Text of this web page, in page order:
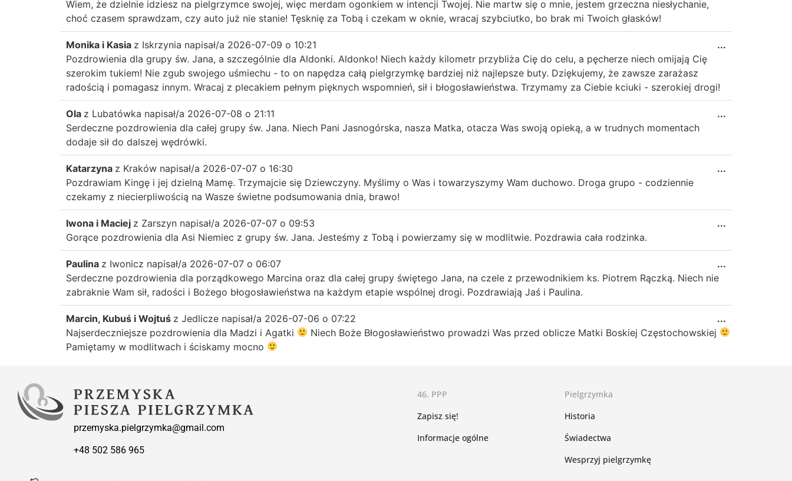
Wiem, że dzielnie idziesz na pielgrzymce swojej, więc merdam ogonkiem w intencji Twojej. Nie martw się o mnie, jestem grzeczna niesłychanie,
choć czasem sprawdzam, czy auto już nie stanie! Tęsknię za Tobą i czekam w oknie, wracaj szybciutko, bo brak mi Twoich głasków!
Monika i Kasia z Iskrzynia napisał/a 2026-07-09 o 10:21
Pozdrowienia dla grupy św. Jana, a szczególnie dla Aldonki. Aldonko! Niech każdy kilometr przybliża Cię do celu, a pęcherze niech omijają Cię
szerokim tukiem! Nie zgub swojego uśmiechu - to on napędza całą pielgrzymkę bardziej niż najlepsze buty. Dziękujemy, że zawsze zarażasz
radością i pomagasz innym. Wracaj z plecakiem pełnym pięknych wspomnień, sił i błogosławieństwa. Trzymamy za Ciebie kciuki - szerokiej drogi!
...
Ola z Lubatówka napisał/a 2026-07-08 o 21:11
Serdeczne pozdrowienia dla całej grupy św. Jana. Niech Pani Jasnogórska, nasza Matka, otacza Was swoją opieką, a w trudnych momentach
dodaje sił do dalszej wędrówki.
...
Katarzyna z Kraków napisał/a 2026-07-07 o 16:30
Pozdrawiam Kingę i jej dzielną Mamę. Trzymajcie się Dziewczyny. Myślimy o Was i towarzyszymy Wam duchowo. Droga grupo - codziennie
czekamy z niecierpliwością na Wasze świetne podsumowania dnia, brawo!
...
Iwona i Maciej z Zarszyn napisał/a 2026-07-07 o 09:53
Gorące pozdrowienia dla Asi Niemiec z grupy św. Jana. Jesteśmy z Tobą i powierzamy się w modlitwie. Pozdrawia cała rodzinka.
...
Paulina z Iwonicz napisał/a 2026-07-07 o 06:07
Serdeczne pozdrowienia dla porządkowego Marcina oraz dla całej grupy świętego Jana, na czele z przewodnikiem ks. Piotrem Rączką. Niech nie
zabraknie Wam sił, radości i Bożego błogosławieństwa na każdym etapie wspólnej drogi. Pozdrawiają Jaś i Paulina.
...
Marcin, Kubuś i Wojtuś z Jedlicze napisał/a 2026-07-06 o 07:22
Najserdeczniejsze pozdrowienia dla Madzi i Agatki
Niech Boże Błogosławieństwo prowadzi Was przed oblicze Matki Boskiej Częstochowskiej
Pamiętamy w modlitwach i ściskamy mocno
...
przemyska.pielgrzymka@gmail.com
+48 502 586 965
46. PPP
Zapisz się!
Informacje ogólne
Pielgrzymka
Historia
Świadectwa
Wesprzyj pielgrzymkę